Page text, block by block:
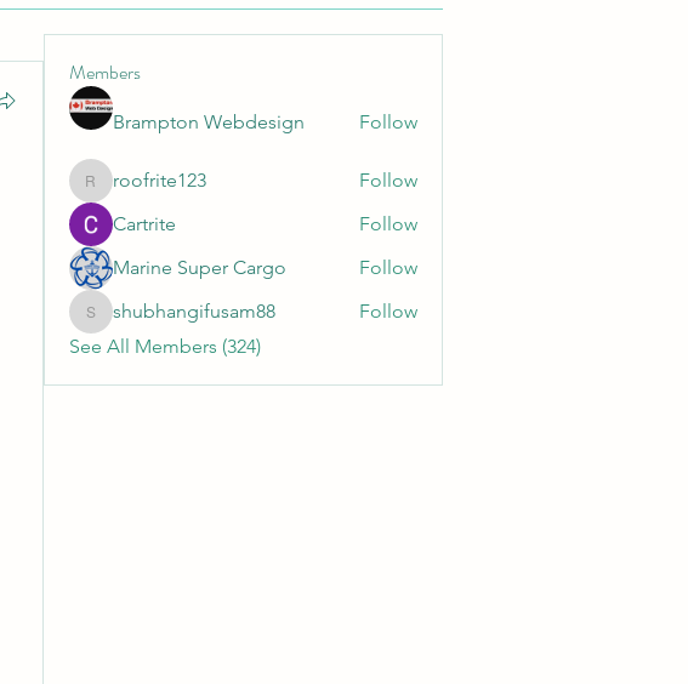
Members
Brampton Webdesign Follow
roofrite123
roofrite123
Follow
Cartrite
Follow
Marine Super Cargo
Follow
shubhangifusam88
shubhangifusam88
Follow
See All Members (324)